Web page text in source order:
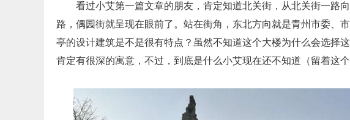
看过小艾第一篇文章的朋友，肯定知道北关街，从北关街一路
路，偶园街就呈现在眼前了。站在街角，东北方向就是青州市委、
亭的设计建筑是不是很有特点？虽然不知道这个大楼为什么会选择
肯定有很深的寓意，不过，到底是什么小艾现在还不知道（留着这